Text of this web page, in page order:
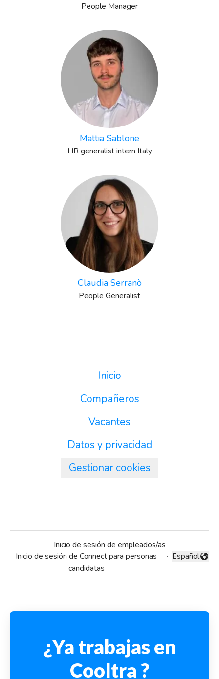
People Manager
Mattia Sablone
HR generalist intern Italy
Claudia Serranò
People Generalist
Inicio
Compañeros
Vacantes
Datos y privacidad
Gestionar cookies
Inicio de sesión de empleados/as
Inicio de sesión de Connect para personas
candidatas
· Cambiar
Español
¿Ya trabajas en
Cooltra ?